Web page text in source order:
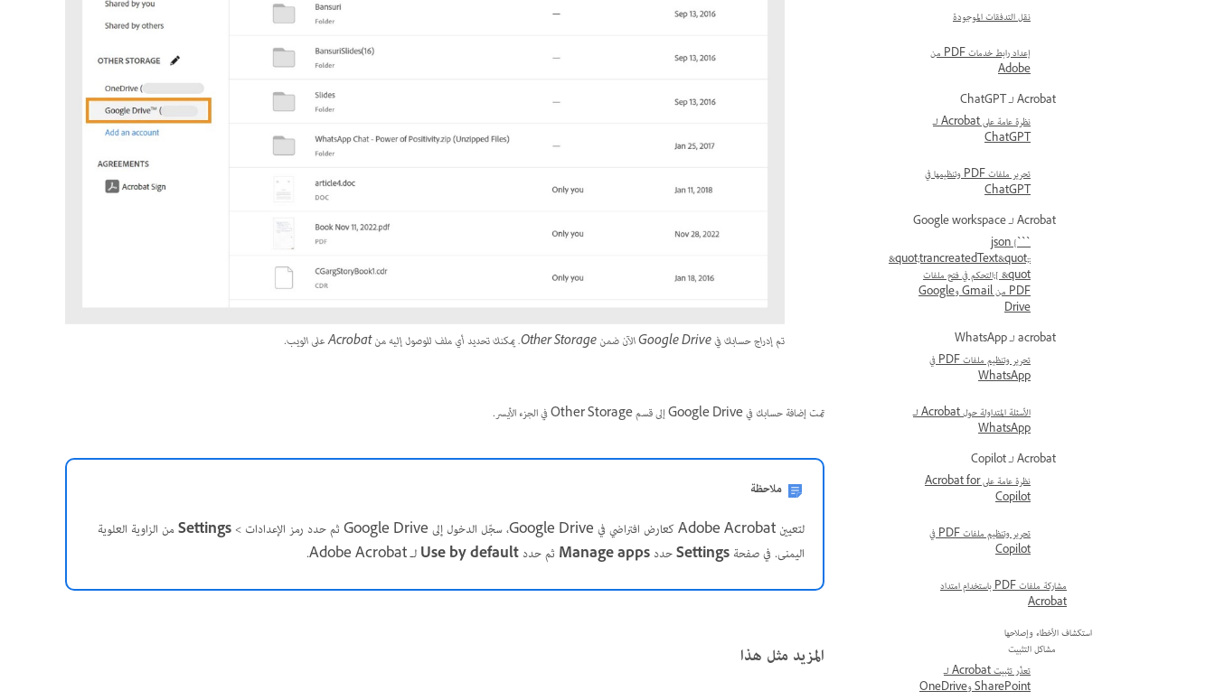
نقل التدفقات الموجودة
إعداد رابط خدمات PDF من
Adobe
Acrobat لـ ChatGPT
نظرة عامة على Acrobat لـ
ChatGPT
تحرير ملفات PDF وتنظيمها في
ChatGPT
Acrobat لـ Google workspace
```json {
&quot;trancreatedText&quot;:
[ &quot;التحكم في فتح ملفات
PDF من Gmail وGoogle
Drive
acrobat لـ WhatsApp
تحرير وتنظيم ملفات PDF في
WhatsApp
الأسئلة المتداولة حول Acrobat لـ
WhatsApp
Acrobat لـ Copilot
نظرة عامة على Acrobat for
Copilot
تحرير وتنظيم ملفات PDF في
Copilot
مشاركة ملفات PDF باستخدام امتداد
Acrobat
استكشاف الأخطاء وإصلاحها
مشاكل التثبيت
تعذّر تثبيت Acrobat لـ
SharePoint وOneDrive
تم إدراج حسابك في Google Drive الآن ضمن Other Storage. يمكنك تحديد أي ملف للوصول إليه من Acrobat على الويب.
تمت إضافة حسابك في Google Drive إلى قسم Other Storage في الجزء الأيسر.
ملاحظة
لتعيين Adobe Acrobat كعارض افتراضي في Google Drive، سجّل الدخول إلى Google Drive ثم حدد رمز الإعدادات >
Settingsمن الزاوية العلوية
اليمنى. في صفحةSettingsحددManage apps ثم حددUse by defaultلـ Adobe Acrobat.
المزيد مثل هذا